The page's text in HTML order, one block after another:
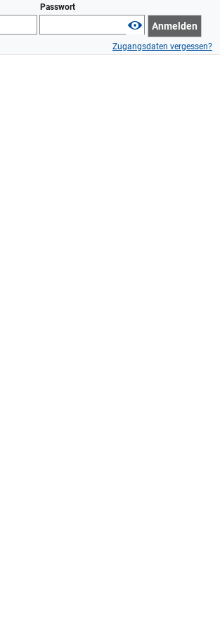
Passwort
Anmelden
Zugangsdaten vergessen?